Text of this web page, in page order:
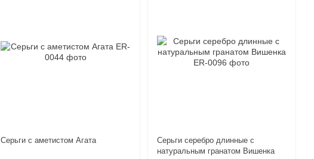
Серьги c аметистом Агата
Серьги серебро длинные с
натуральным гранатом Вишенка